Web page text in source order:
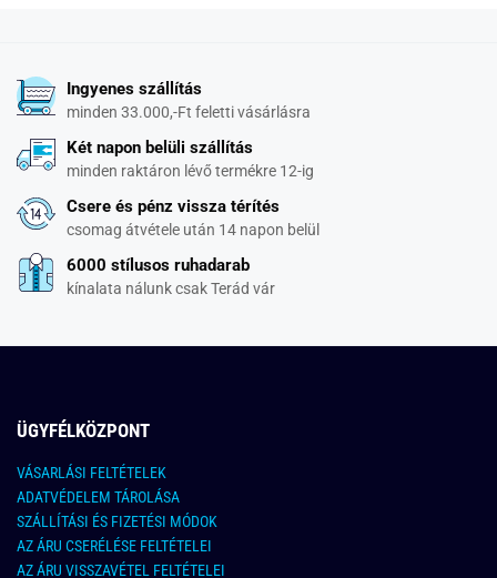
Ingyenes szállítás
minden 33.000,-Ft feletti vásárlásra
Két napon belüli szállítás
minden raktáron lévő termékre 12-ig
Csere és pénz vissza térítés
csomag átvétele után 14 napon belül
6000 stílusos ruhadarab
kínalata nálunk csak Terád vár
ÜGYFÉLKÖZPONT
VÁSARLÁSI FELTÉTELEK
ADATVÉDELEM TÁROLÁSA
SZÁLLÍTÁSI ÉS FIZETÉSI MÓDOK
AZ ÁRU CSERÉLÉSE FELTÉTELEI
AZ ÁRU VISSZAVÉTEL FELTÉTELEI